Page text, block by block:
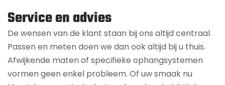
Service en advies
De wensen van de klant staan bij ons altijd centraal.
Passen en meten doen we dan ook altijd bij u thuis.
Afwijkende maten of specifieke ophangsystemen
vormen geen enkel probleem. Of uw smaak nu